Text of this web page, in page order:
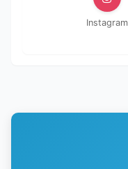
Instagram